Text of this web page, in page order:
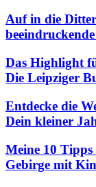
Auf in die
Das Highlight
Die Leipziger
Entdecke die
Dein kleiner
Meine 10
Gebirge mit